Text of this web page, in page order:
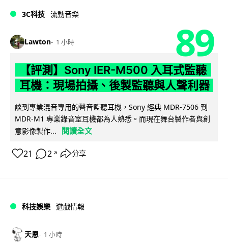
3C科技 流動音樂
Lawton 1 小時 89
【評測】Sony IER-M500 入耳式監聽
耳機：現場拍攝、後製監聽與人聲利器
談到專業混音專用的聲音監聽耳機，Sony 經典 MDR-7506 到
MDR-M1 專業錄音室耳機都為人熟悉。而現在舞台製作者與創
意影像製作...
閱讀全文
21 2 ↗ 分享
科技娛樂 遊戲情報
天恩 1 小時